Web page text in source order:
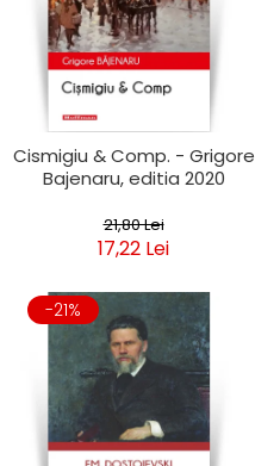
Cismigiu & Comp. - Grigore
Bajenaru, editia 2020
21,80 Lei
17,22 Lei
-21%